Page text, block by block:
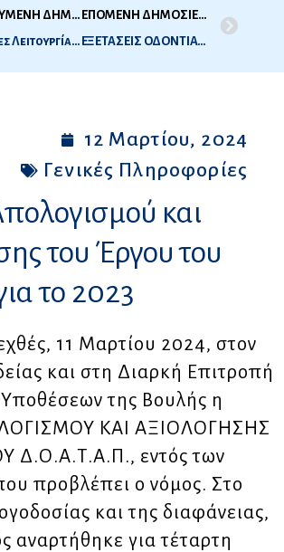
ΠΡΟΗΓΟΥΜΕΝΗ ΔΗΜΟΣΙΕΥΣΗ
Έξι Μήνες Λειτουργίας του Νέου Τηλεφωνικού Κέντρου Εξυπηρέτησης των Πολιτών
ΕΠΟΜΕΝΗ ΔΗΜΟΣΙΕΥΣΗ
ΕΞΕΤΑΣΕΙΣ ΟΔΟΝΤΙΑΤΡΙΚΗΣ-1Η ΕΞ ΠΕΡΙΟΔΟΣ 2024-ΝΕΟ ΣΥΣΤΗΜΑ-ΙΑΝΟΥΑΡΙΟΣ / ΦΕΒΡΟΥΑΡΙΟΣ 2024- ΟΡΘΕΣ ΑΠΑΝΤΗΣΕΙΣ- ΕΝΟΤΗΤΑ: ΠΡΟΣΘΕΤΙΚΗ (31.1.2024)
12 Μαρτίου, 2024
Γενικές Πληροφορίες
και
του Έργου του
το 2023
11 Μαρτίου 2024, στον
και στη Διαρκή Επιτροπή
της Βουλής η
ΚΑΙ ΑΞΙΟΛΟΓΗΣΗΣ
Δ.Ο.Α.Τ.Α.Π., εντός των
προβλέπει ο νόμος. Στο
και της διαφάνειας,
αναρτήθηκε για τέταρτη